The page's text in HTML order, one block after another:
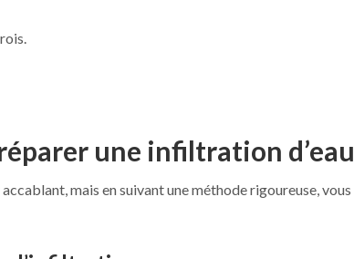
une infiltration d’eau
mais en suivant une méthode rigoureuse, vous